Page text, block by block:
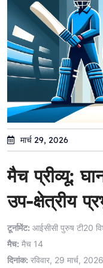
मार्च 29, 2026
मैच प्रीव्यू:
उप-क्षेत्रीय
टूर्नामेंट: आईसीसी पुरुष टी20
मैच: मैच 14
दिनांक: रविवार, 29 मार्च, 2026